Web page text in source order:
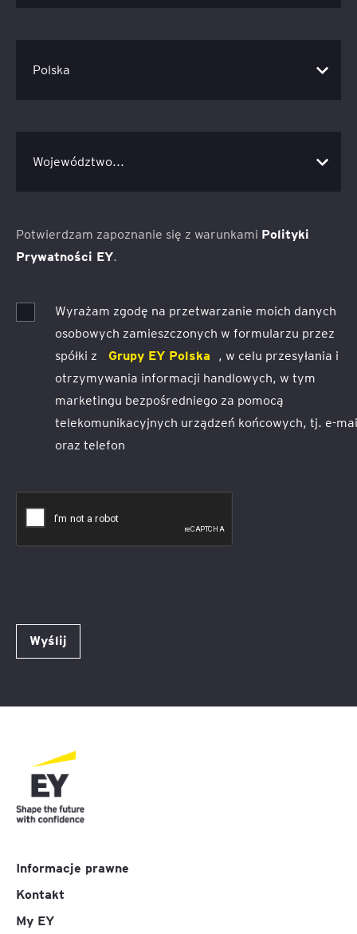
Potwierdzam zapoznanie się z warunkami Polityki
Prywatności EY.
Wyrażam zgodę na przetwarzanie moich danych
osobowych zamieszczonych w formularzu przez
spółki z
Grupy EY Polska
, w celu przesyłania i
otrzymywania informacji handlowych, w tym
marketingu bezpośredniego za pomocą
telekomunikacyjnych urządzeń końcowych, tj. e-
oraz telefon
Wyślij
Informacje prawne
Kontakt
My EY